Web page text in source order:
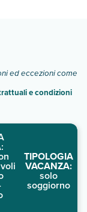
ed eccezioni come
e condizioni
TIPOLOGIA
VACANZA:
solo
soggiorno